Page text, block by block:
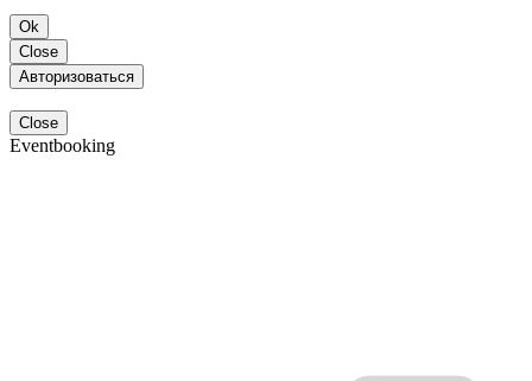
Ok
Close
Авторизоваться
Close
Eventbooking